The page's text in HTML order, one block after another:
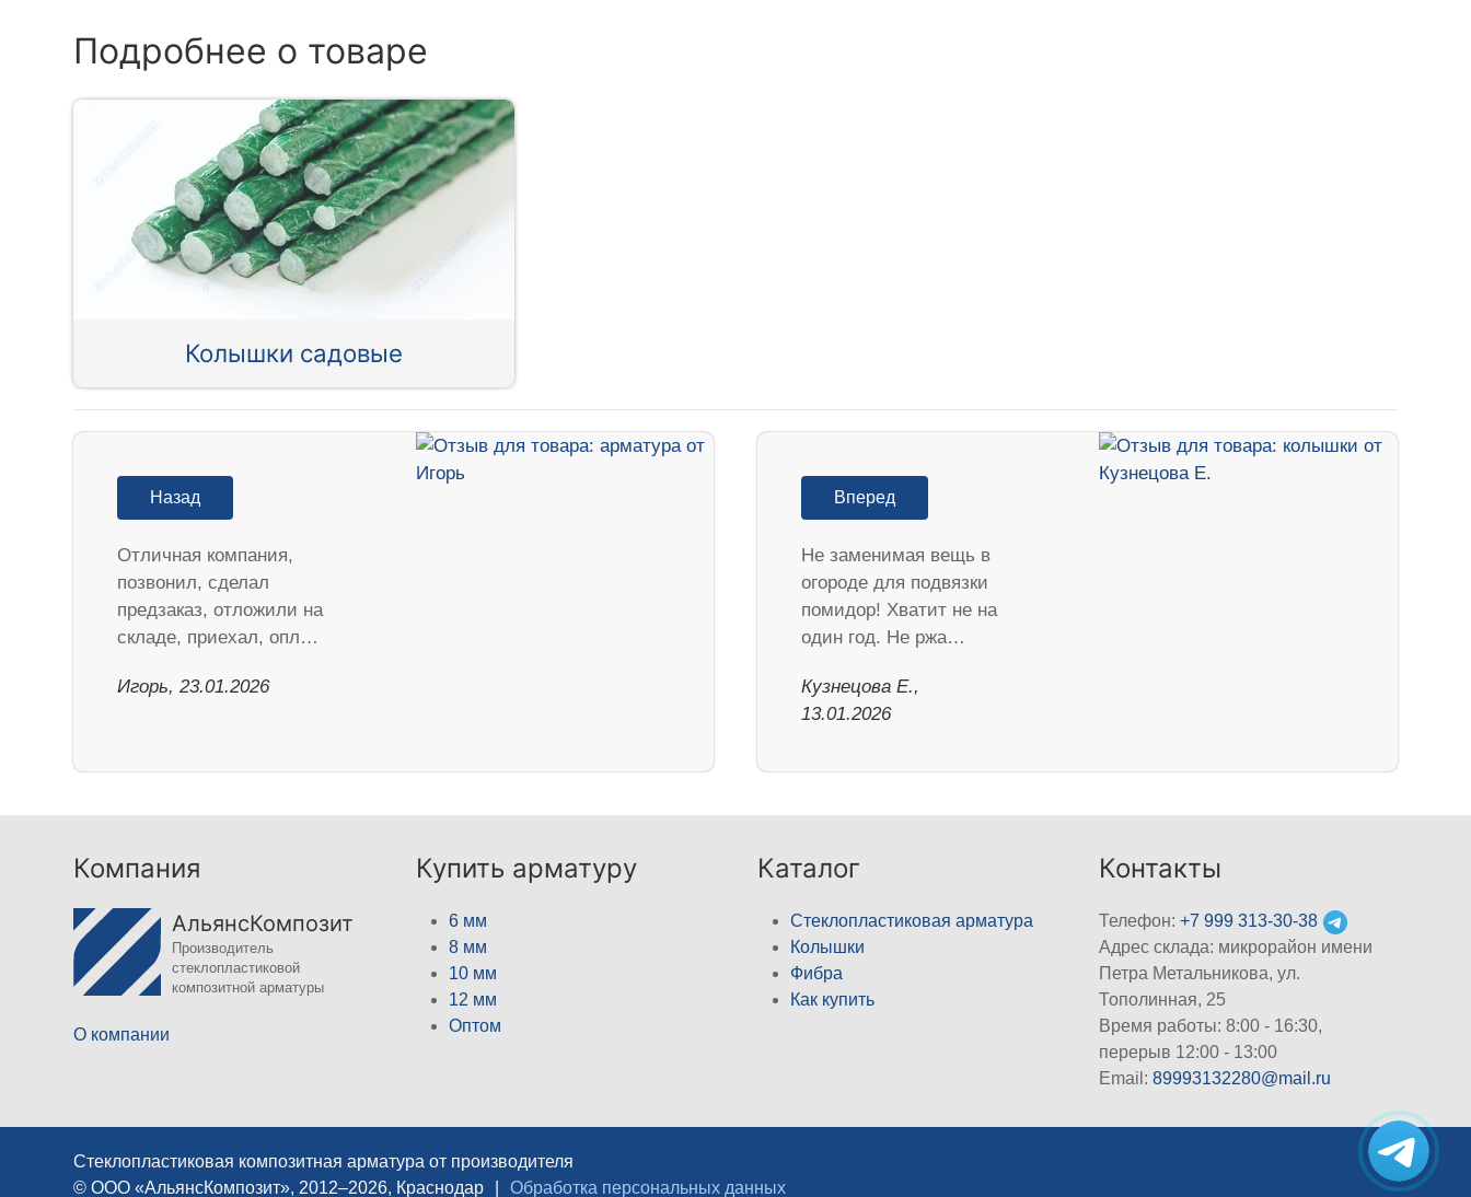
Подробнее о товаре
Колышки садовые
Назад
Отличная компания,
позвонил, сделал
предзаказ, отложили на
складе, приехал, опл…
Игорь, 23.01.2026
Вперед
Не заменимая вещь в
огороде для подвязки
помидор! Хватит не на
один год. Не ржа…
Кузнецова Е.,
13.01.2026
Компания
АльянсКомпозит
Производитель
стеклопластиковой
композитной арматуры
О компании
Купить арматуру
6 мм
8 мм
10 мм
12 мм
Оптом
Каталог
Стеклопластиковая арматура
Колышки
Фибра
Как купить
Контакты
Телефон:+7 999 313-30-38
Адрес склада: микрорайон имени
Петра Метальникова, ул.
Тополинная, 25
Время работы: 8:00 - 16:30,
перерыв 12:00 - 13:00
Email:89993132280@mail.ru
Стеклопластиковая композитная арматура от производителя
© ООО «АльянсКомпозит», 2012–2026, Краснодар
Обработка персональных данных